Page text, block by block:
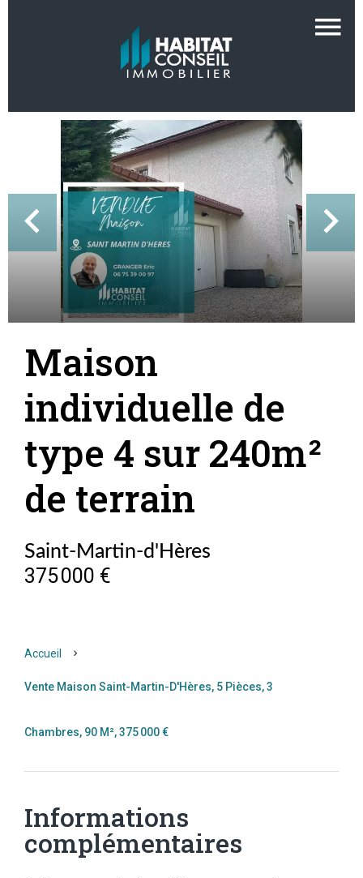
Maison
individuelle de
type 4 sur 240m²
de terrain
Saint-Martin-d'Hères
375 000 €
Accueil
Vente Maison Saint-Martin-D'Hères, 5 Pièces, 3
Chambres, 90 M², 375 000 €
Informations
complémentaires